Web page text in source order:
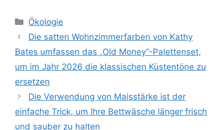
Kategorien
Ökologie
Die satten Wohnzimmerfarben von Kathy
Bates umfassen das „Old Money“-Palettenset,
um im Jahr 2026 die klassischen Küstentöne zu
ersetzen
Die Verwendung von Maisstärke ist der
einfache Trick, um Ihre Bettwäsche länger frisch
und sauber zu halten